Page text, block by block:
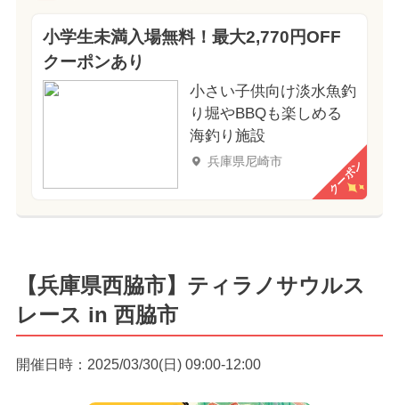
小学生未満入場無料！最大2,770円OFF
クーポンあり
小さい子供向け淡水魚釣
り堀やBBQも楽しめる
海釣り施設
兵庫県尼崎市 クーポン
【兵庫県西脇市】ティラノサウルス
レース in 西脇市
開催日時：2025/03/30(日) 09:00-12:00